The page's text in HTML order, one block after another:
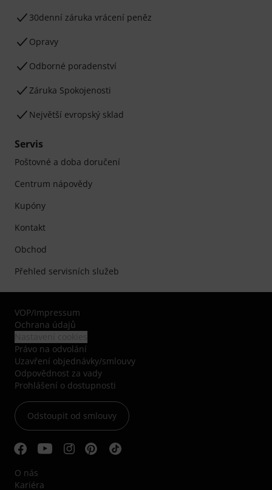
30denní záruka vrácení peněz
Opravy
Odborné poradenství
Záruka Spokojenosti
Největší evropský sklad
Servis
Poštovné a doba doručení
Centrum nápovědy
Kupóny
Kontakt
Obchod
Přehled servisních služeb
VOP/Impressum
Ochrana údajů
Právo na odvolání
Uzavření objednávky/smlouvy
Odpovědnost za vady
Prohlášení o dostupnosti
Odstoupit od smlouvy
O nás
Kariéra